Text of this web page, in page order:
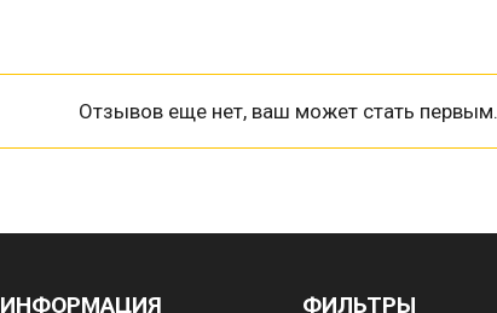
Отзывов еще нет, ваш может стать первым.
ИНФОРМАЦИЯ ФИЛЬТРЫ